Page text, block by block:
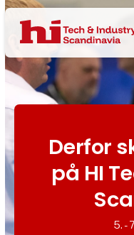
Derfor
på HI
5. -